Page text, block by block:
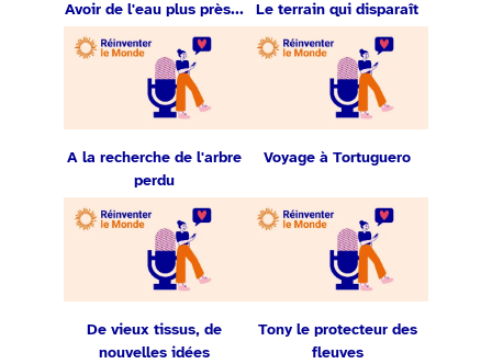
Avoir de l'eau plus près... Le terrain qui disparaît
A la recherche de l'arbre
perdu
Voyage à Tortuguero
De vieux tissus, de
nouvelles idées
Tony le protecteur des
fleuves